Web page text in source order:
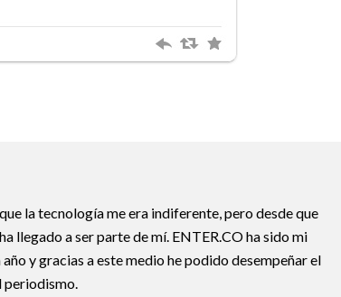
la tecnología me era indiferente, pero desde que
llegado a ser parte de mí. ENTER.CO ha sido mi
y gracias a este medio he podido desempeñar el
periodismo.